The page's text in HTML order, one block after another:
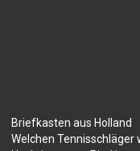
Briefkasten aus Holland
Welchen Tennisschläger